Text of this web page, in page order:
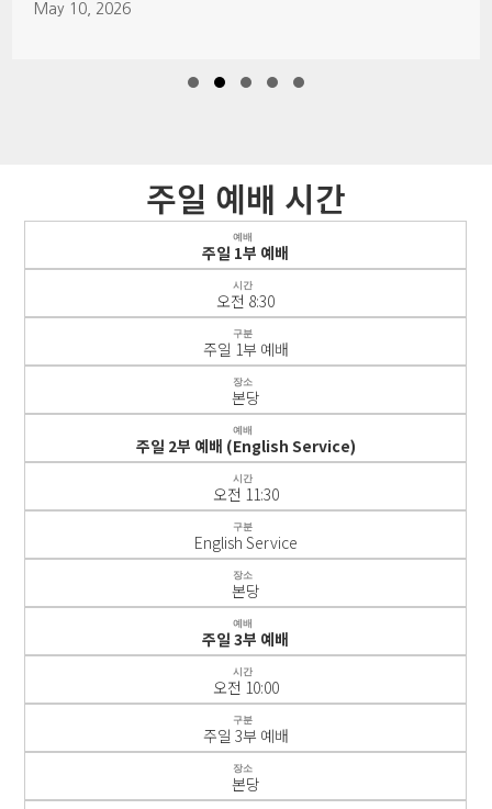
May 10, 2026
주일 예배 시간
예배
주일 1부 예배
시간
오전 8:30
구분
주일 1부 예배
장소
본당
예배
주일 2부 예배 (English Service)
시간
오전 11:30
구분
English Service
장소
본당
예배
주일 3부 예배
시간
오전 10:00
구분
주일 3부 예배
장소
본당